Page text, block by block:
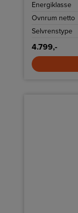
Energiklasse
Ovnrum netto
Selvrenstype
4.799,-